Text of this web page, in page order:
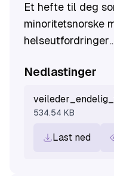
Et hefte til deg
minoritetsnorske
helseutfordringer
beskrives.
Nedlastinger
534.54 KB
Last ned